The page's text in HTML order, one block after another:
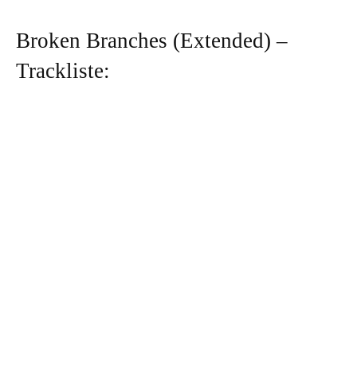
Broken Branches (Extended) –
Trackliste: